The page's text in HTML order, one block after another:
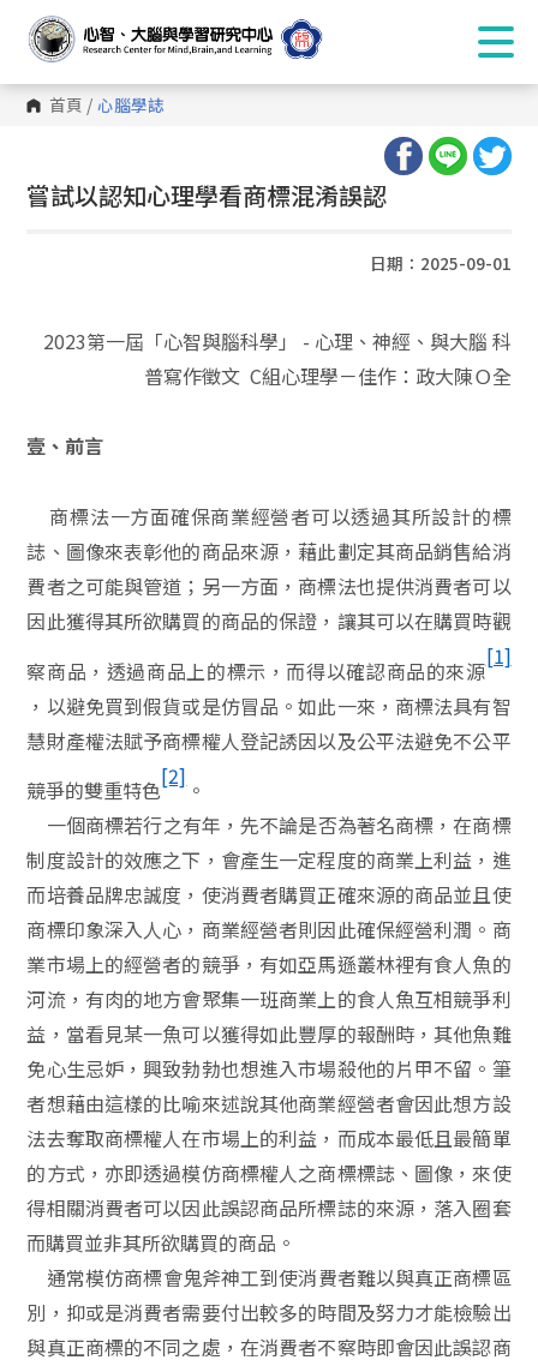
首頁 / 心腦學誌
:::
嘗試以認知心理學看商標混淆誤認
日期：2025-09-01
2023第一屆「心智與腦科學」 - 心理、神經、與大腦 科
普寫作徵文 C組心理學－佳作：政大陳Ｏ全
壹、前言
商標法一方面確保商業經營者可以透過其所設計的標
誌、圖像來表彰他的商品來源，藉此劃定其商品銷售給消
費者之可能與管道；另一方面，商標法也提供消費者可以
因此獲得其所欲購買的商品的保證，讓其可以在購買時觀
察商品，透過商品上的標示，而得以確認商品的來源
[1]
，以避免買到假貨或是仿冒品。如此一來，商標法具有智
慧財產權法賦予商標權人登記誘因以及公平法避免不公平
競爭的雙重特色
[2]
。
一個商標若行之有年，先不論是否為著名商標，在商標
制度設計的效應之下，會產生一定程度的商業上利益，進
而培養品牌忠誠度，使消費者購買正確來源的商品並且使
商標印象深入人心，商業經營者則因此確保經營利潤。商
業市場上的經營者的競爭，有如亞馬遜叢林裡有食人魚的
河流，有肉的地方會聚集一班商業上的食人魚互相競爭利
益，當看見某一魚可以獲得如此豐厚的報酬時，其他魚難
免心生忌妒，興致勃勃也想進入市場殺他的片甲不留。筆
者想藉由這樣的比喻來述說其他商業經營者會因此想方設
法去奪取商標權人在市場上的利益，而成本最低且最簡單
的方式，亦即透過模仿商標權人之商標標誌、圖像，來使
得相關消費者可以因此誤認商品所標誌的來源，落入圈套
而購買並非其所欲購買的商品。
通常模仿商標會鬼斧神工到使消費者難以與真正商標區
別，抑或是消費者需要付出較多的時間及努力才能檢驗出
與真正商標的不同之處，在消費者不察時即會因此誤認商